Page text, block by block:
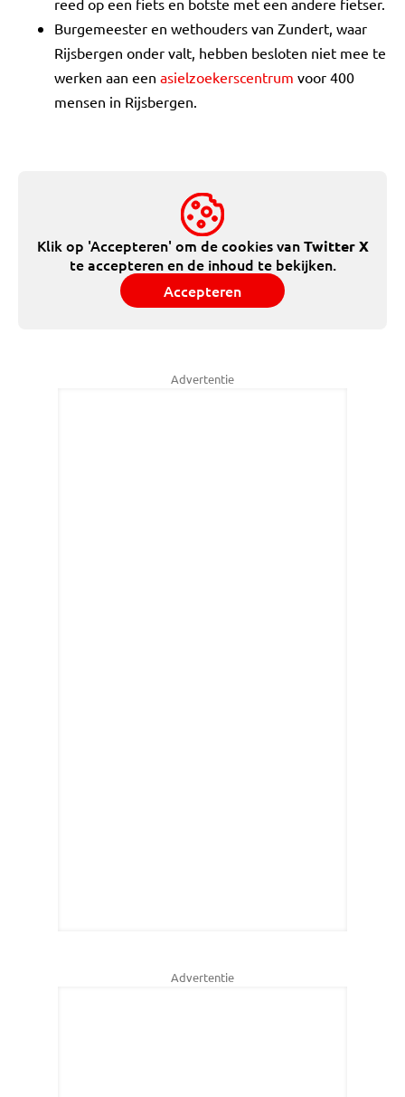
reed op een fiets en botste met een andere fietser.
Burgemeester en wethouders van Zundert, waar
Rijsbergen onder valt, hebben besloten niet mee te
werken aan een asielzoekerscentrum voor 400
mensen in Rijsbergen.
Klik op 'Accepteren' om de cookies vanTwitter X
te accepteren en de inhoud te bekijken.
Accepteren
Advertentie
Advertentie